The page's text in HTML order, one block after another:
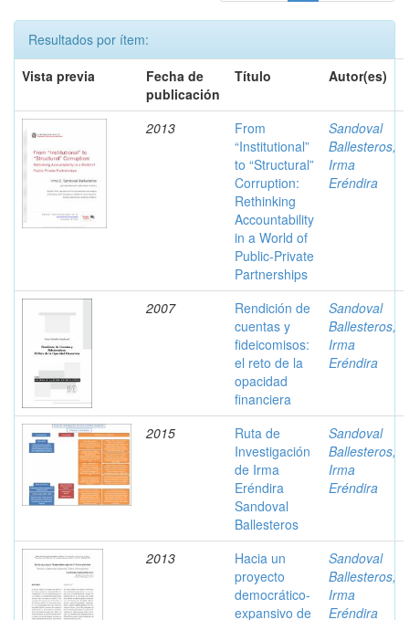
Resultados por ítem:
Vista previa
Fecha de
publicación
Título Autor(es)
2013
From
“Institutional”
to “Structural”
Corruption:
Rethinking
Accountability
in a World of
Public-Private
Partnerships
Sandoval
Ballesteros,
Irma
Eréndira
2007
Rendición de
cuentas y
fideicomisos:
el reto de la
opacidad
financiera
Sandoval
Ballesteros,
Irma
Eréndira
2015
Ruta de
Investigación
de Irma
Eréndira
Sandoval
Ballesteros
Sandoval
Ballesteros,
Irma
Eréndira
2013
Hacia un
proyecto
democrático-
expansivo de
Sandoval
Ballesteros,
Irma
Eréndira